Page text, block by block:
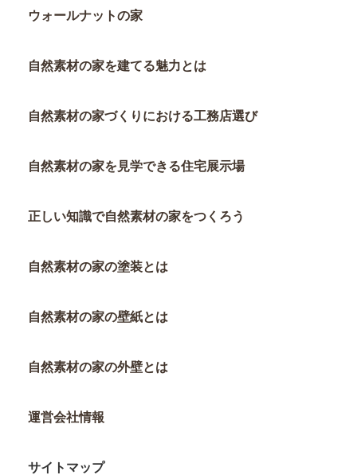
ウォールナットの家
自然素材の家を建てる魅力とは
自然素材の家づくりにおける工務店選び
自然素材の家を見学できる住宅展示場
正しい知識で自然素材の家をつくろう
自然素材の家の塗装とは
自然素材の家の壁紙とは
自然素材の家の外壁とは
運営会社情報
サイトマップ